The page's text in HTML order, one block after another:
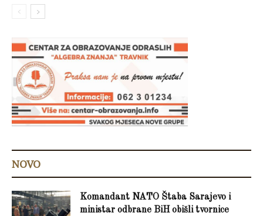
NOVO
Komandant NATO Štaba Sarajevo i
ministar odbrane BiH obišli tvornice